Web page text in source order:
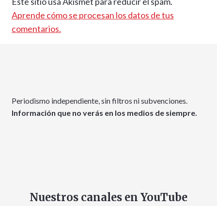
Aprende cómo se procesan los datos de tus
comentarios.
Periodismo independiente, sin filtros ni subvenciones.
Información que no verás en los medios de siempre.
Nuestros canales en YouTube